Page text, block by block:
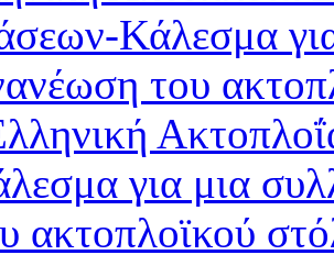
για μια
ακτοπλοϊκού